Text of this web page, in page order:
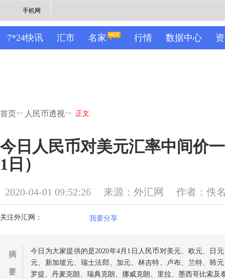
手机网
7*24快讯 汇市 名家 行情 数据中心
首页>> 人民币透视>> 正文
今日人民币对美元汇率中间价
1日）
2020-04-01 09:52:26 来源：外汇网 作者：佚
关注外汇网： 我要分享
摘
要
今日为大家提供的是2020年4月1日人民币对美元、欧元、日
元、新加坡元、瑞士法郎、加元、林吉特、卢布、兰特、韩
罗提、丹麦克朗、瑞典克朗、挪威克朗、里拉、墨西哥比索及